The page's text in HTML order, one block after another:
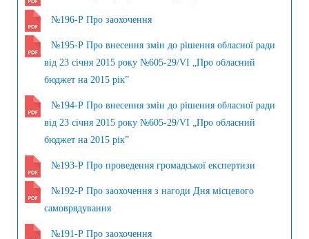
№196-Р Про заохочення
№195-Р Про внесення змін до рішення обласної ради
від 23 січня 2015 року №605-29/VI „Про обласний
бюджет на 2015 рік”
№194-Р Про внесення змін до рішення обласної ради
від 23 січня 2015 року №605-29/VI „Про обласний
бюджет на 2015 рік”
№193-Р Про проведення громадської експертизи
№192-Р Про заохочення з нагоди Дня місцевого
самоврядування
№191-Р Про заохочення